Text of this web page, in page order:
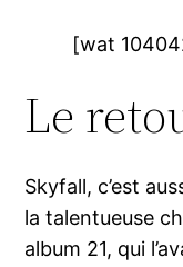
[wat
Le
Skyfall, c’est
la talentueuse
album 21, qui